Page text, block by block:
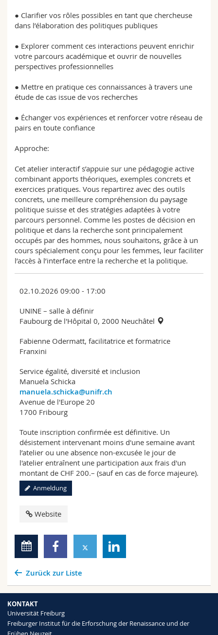
● Clarifier vos rôles possibles en tant que chercheuse
dans l’élaboration des politiques publiques
● Explorer comment ces interactions peuvent enrichir
votre parcours académique et ouvrir de nouvelles
perspectives professionnelles
● Mettre en pratique ces connaissances à travers une
étude de cas issue de vos recherches
● Échanger vos expériences et renforcer votre réseau de
pairs en toute confiance
Approche:
Cet atelier interactif s’appuie sur une pédagogie active
combinant apports théoriques, exemples concrets et
exercices pratiques. Vous repartirez avec des outils
concrets, une meilleure compréhension du paysage
politique suisse et des stratégies adaptées à votre
parcours personnel. Comme les postes de décision en
politique et dans la recherche sont principalement
occupés par des hommes, nous souhaitons, grâce à un
cours spécialement conçu pour les femmes, leur faciliter
l’accès à l’interface entre la recherche et la politique.
02.10.2026 09:00 - 17:00
UNINE – salle à définir
Faubourg de l'Hôpital 0, 2000 Neuchâtel
Fabienne Odermatt, facilitatrice et formatrice
Franxini
Service égalité, diversité et inclusion
Manuela Schicka
manuela.schicka@unifr.ch
Avenue de l'Europe 20
1700 Fribourg
Toute inscription confirmée est définitive. Un
désistement intervenant moins d'une semaine avant
l’atelier ou une absence non-excusée le jour de
l'atelier entraînent une participation aux frais d'un
montant de CHF 200.– (sauf en cas de force majeure).
Anmeldung
Website
Zurück zur Liste
KONTAKT
Universität Freiburg
Freiburger Institut für die Erforschung der Renaissance und der